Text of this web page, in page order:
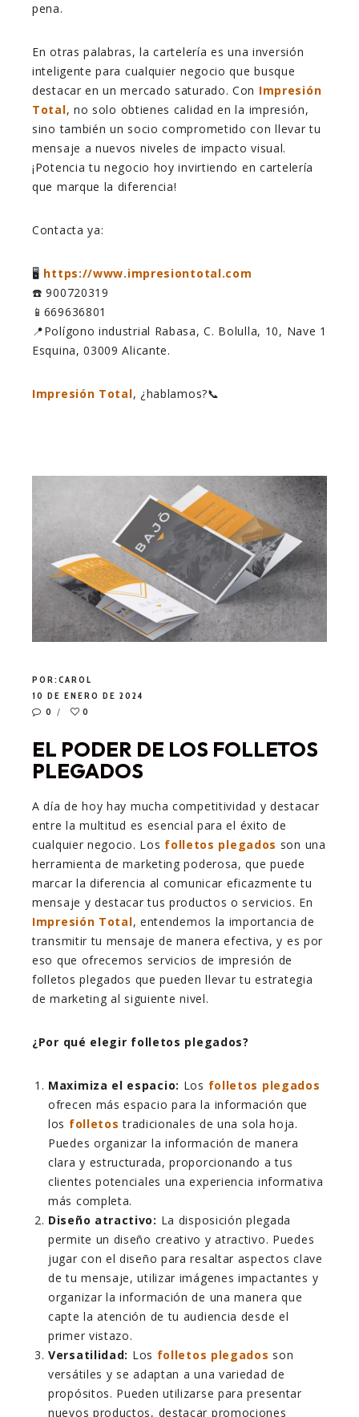
pena.
En otras palabras, la cartelería es una inversión
inteligente para cualquier negocio que busque
destacar en un mercado saturado. Con Impresión
Total, no solo obtienes calidad en la impresión,
sino también un socio comprometido con llevar tu
mensaje a nuevos niveles de impacto visual.
¡Potencia tu negocio hoy invirtiendo en cartelería
que marque la diferencia!
Contacta ya:
🖥️ https://www.impresiontotal.com
☎️ 900720319
📱669636801
📍Polígono industrial Rabasa, C. Bolulla, 10, Nave 1
Esquina, 03009 Alicante.
Impresión Total, ¿hablamos?📞
POR:CAROL
10 DE ENERO DE 2024
0
0
EL PODER DE LOS FOLLETOS
PLEGADOS
A día de hoy hay mucha competitividad y destacar
entre la multitud es esencial para el éxito de
cualquier negocio. Los folletos plegados son una
herramienta de marketing poderosa, que puede
marcar la diferencia al comunicar eficazmente tu
mensaje y destacar tus productos o servicios. En
Impresión Total, entendemos la importancia de
transmitir tu mensaje de manera efectiva, y es por
eso que ofrecemos servicios de impresión de
folletos plegados que pueden llevar tu estrategia
de marketing al siguiente nivel.
¿Por qué elegir folletos plegados?
Maximiza el espacio: Los folletos plegados
ofrecen más espacio para la información que
los folletos tradicionales de una sola hoja.
Puedes organizar la información de manera
clara y estructurada, proporcionando a tus
clientes potenciales una experiencia informativa
más completa.
Diseño atractivo: La disposición plegada
permite un diseño creativo y atractivo. Puedes
jugar con el diseño para resaltar aspectos clave
de tu mensaje, utilizar imágenes impactantes y
organizar la información de una manera que
capte la atención de tu audiencia desde el
primer vistazo.
Versatilidad: Los folletos plegados son
versátiles y se adaptan a una variedad de
propósitos. Pueden utilizarse para presentar
nuevos productos, destacar promociones